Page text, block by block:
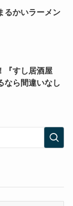
るかいラーメン
『すし居酒屋
なら間違いなし